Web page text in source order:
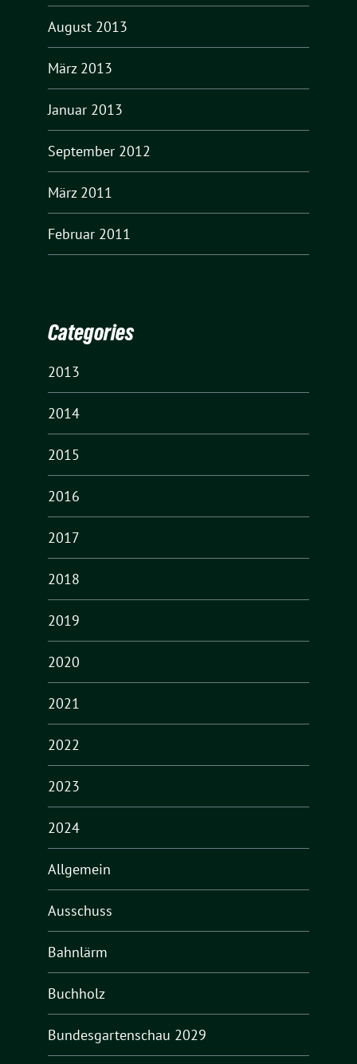
August 2013
März 2013
Januar 2013
September 2012
März 2011
Februar 2011
Categories
2013
2014
2015
2016
2017
2018
2019
2020
2021
2022
2023
2024
Allgemein
Ausschuss
Bahnlärm
Buchholz
Bundesgartenschau 2029